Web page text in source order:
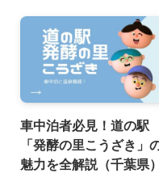
車中泊者必見！道の駅
「発酵の里こうざき」
魅力を全解説（千葉県）